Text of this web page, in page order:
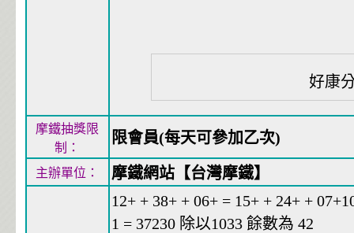
好康
摩鐵抽獎限
制：
限會員(每天可參加乙次)
主辦單位： 摩鐵網站【台灣摩鐵】
12+ + 38+ + 06+ = 15+ + 24+ +
1 = 37230 除以1033 餘數為 42